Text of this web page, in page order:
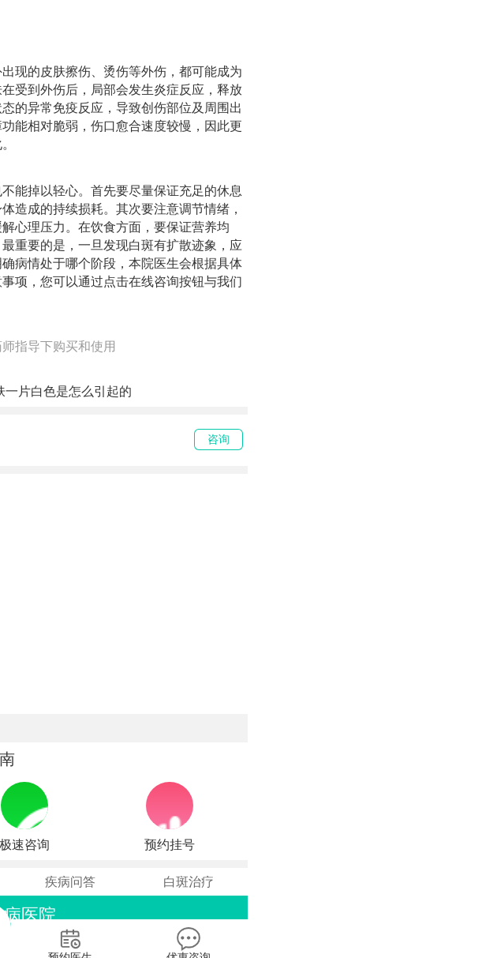
现的皮肤擦伤、烫伤等外伤，都可能成为
受到外伤后，局部会发生炎症反应，释放
的异常免疫反应，导致创伤部位及周围出
能相对脆弱，伤口愈合速度较慢，因此更
能掉以轻心。首先要尽量保证充足的休息
造成的持续损耗。其次要注意调节情绪，
心理压力。在饮食方面，要保证营养均
重要的是，一旦发现白斑有扩散迹象，应
病情处于哪个阶段，本院医生会根据具体
项，您可以通过点击在线咨询按钮与我们
指导下购买和使用
一片白色是怎么引起的
咨询
极速咨询 预约挂号
疾病问答 白斑治疗
医院